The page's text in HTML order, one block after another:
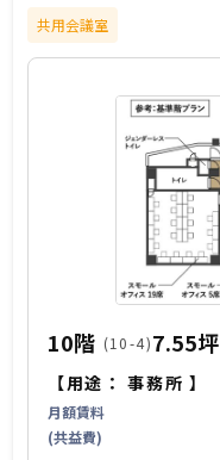
共用会議室
10階 (10-4)7.55坪
【用途：事務所 】
月額賃料
(共益費)